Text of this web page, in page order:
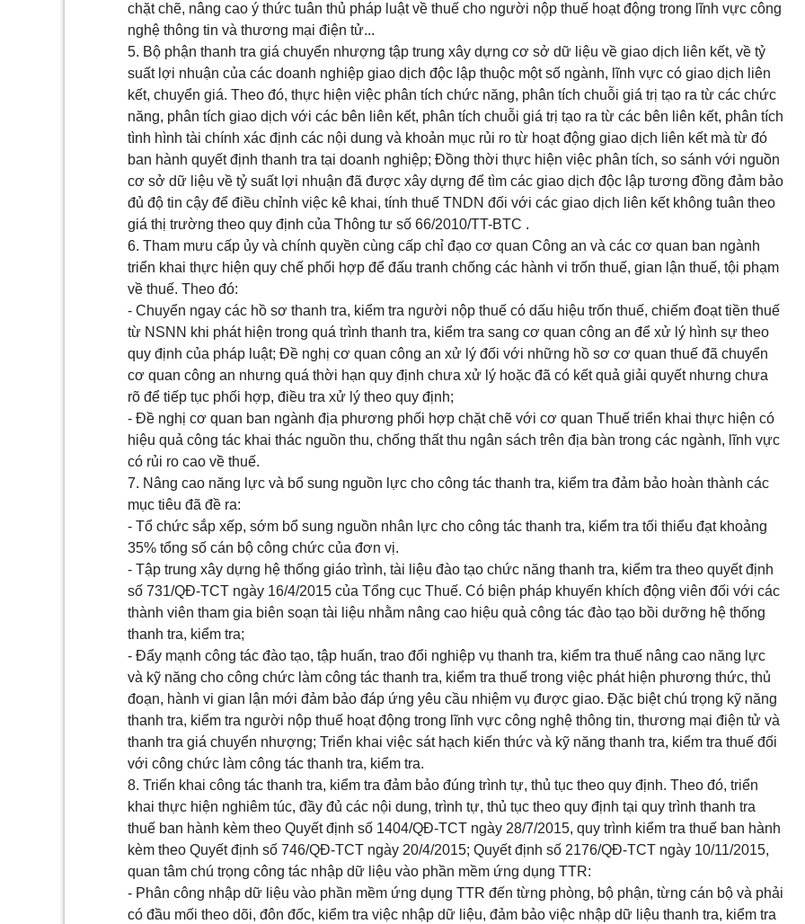
chặt chẽ, nâng cao ý thức tuân thủ pháp luật về thuế cho người nộp thuế hoạt động trong lĩnh vực công
nghệ thông tin và thương mại điện tử...
5. Bộ phận thanh tra giá chuyển nhượng tập trung xây dựng cơ sở dữ liệu về giao dịch liên kết, về tỷ
suất lợi nhuận của các doanh nghiệp giao dịch độc lập thuộc một số ngành, lĩnh vực có giao dịch liên
kết, chuyển giá. Theo đó, thực hiện việc phân tích chức năng, phân tích chuỗi giá trị tạo ra từ các chức
năng, phân tích giao dịch với các bên liên kết, phân tích chuỗi giá trị tạo ra từ các bên liên kết, phân tích
tình hình tài chính xác định các nội dung và khoản mục rủi ro từ hoạt động giao dịch liên kết mà từ đó
ban hành quyết định thanh tra tại doanh nghiệp; Đồng thời thực hiện việc phân tích, so sánh với nguồn
cơ sở dữ liệu về tỷ suất lợi nhuận đã được xây dựng để tìm các giao dịch độc lập tương đồng đảm bảo
đủ độ tin cậy để điều chỉnh việc kê khai, tính thuế TNDN đối với các giao dịch liên kết không tuân theo
giá thị trường theo quy định của Thông tư số 66/2010/TT-BTC .
6. Tham mưu cấp ủy và chính quyền cùng cấp chỉ đạo cơ quan Công an và các cơ quan ban ngành
triển khai thực hiện quy chế phối hợp để đấu tranh chống các hành vi trốn thuế, gian lận thuế, tội phạm
về thuế. Theo đó:
- Chuyển ngay các hồ sơ thanh tra, kiểm tra người nộp thuế có dấu hiệu trốn thuế, chiếm đoạt tiền thuế
từ NSNN khi phát hiện trong quá trình thanh tra, kiểm tra sang cơ quan công an để xử lý hình sự theo
quy định của pháp luật; Đề nghị cơ quan công an xử lý đối với những hồ sơ cơ quan thuế đã chuyển
cơ quan công an nhưng quá thời hạn quy định chưa xử lý hoặc đã có kết quả giải quyết nhưng chưa
rõ để tiếp tục phối hợp, điều tra xử lý theo quy định;
- Đề nghị cơ quan ban ngành địa phương phối hợp chặt chẽ với cơ quan Thuế triển khai thực hiện có
hiệu quả công tác khai thác nguồn thu, chống thất thu ngân sách trên địa bàn trong các ngành, lĩnh vực
có rủi ro cao về thuế.
7. Nâng cao năng lực và bổ sung nguồn lực cho công tác thanh tra, kiểm tra đảm bảo hoàn thành các
mục tiêu đã đề ra:
- Tổ chức sắp xếp, sớm bổ sung nguồn nhân lực cho công tác thanh tra, kiểm tra tối thiểu đạt khoảng
35% tổng số cán bộ công chức của đơn vị.
- Tập trung xây dựng hệ thống giáo trình, tài liệu đào tạo chức năng thanh tra, kiểm tra theo quyết định
số 731/QĐ-TCT ngày 16/4/2015 của Tổng cục Thuế. Có biện pháp khuyến khích động viên đối với các
thành viên tham gia biên soạn tài liệu nhằm nâng cao hiệu quả công tác đào tạo bồi dưỡng hệ thống
thanh tra, kiểm tra;
- Đẩy mạnh công tác đào tạo, tập huấn, trao đổi nghiệp vụ thanh tra, kiểm tra thuế nâng cao năng lực
và kỹ năng cho công chức làm công tác thanh tra, kiểm tra thuế trong việc phát hiện phương thức, thủ
đoạn, hành vi gian lận mới đảm bảo đáp ứng yêu cầu nhiệm vụ được giao. Đặc biệt chú trọng kỹ năng
thanh tra, kiểm tra người nộp thuế hoạt động trong lĩnh vực công nghệ thông tin, thương mại điện tử và
thanh tra giá chuyển nhượng; Triển khai việc sát hạch kiến thức và kỹ năng thanh tra, kiểm tra thuế đối
với công chức làm công tác thanh tra, kiểm tra.
8. Triển khai công tác thanh tra, kiểm tra đảm bảo đúng trình tự, thủ tục theo quy định. Theo đó, triển
khai thực hiện nghiêm túc, đầy đủ các nội dung, trình tự, thủ tục theo quy định tại quy trình thanh tra
thuế ban hành kèm theo Quyết định số 1404/QĐ-TCT ngày 28/7/2015, quy trình kiểm tra thuế ban hành
kèm theo Quyết định số 746/QĐ-TCT ngày 20/4/2015; Quyết định số 2176/QĐ-TCT ngày 10/11/2015,
quan tâm chú trọng công tác nhập dữ liệu vào phần mềm ứng dụng TTR:
- Phân công nhập dữ liệu vào phần mềm ứng dụng TTR đến từng phòng, bộ phận, từng cán bộ và phải
có đầu mối theo dõi, đôn đốc, kiểm tra việc nhập dữ liệu, đảm bảo việc nhập dữ liệu thanh tra, kiểm tra